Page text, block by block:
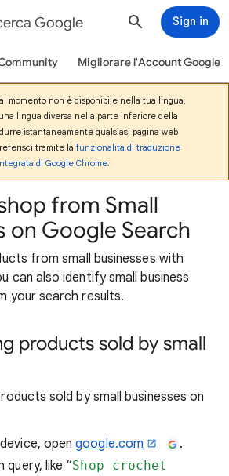
Google Sign in
Migliorare l'Account Google
momento non è disponibile nella tua lingua.
lingua diversa nella parte inferiore della
istantaneamente qualsiasi pagina web
tramite la funzionalità di traduzione
di Google Chrome.
from Small
on Google Search
from small businesses with
can also identify small business
your search results.
products sold by small
sold by small businesses on
opengoogle.com
.
query, like “Shop crochet